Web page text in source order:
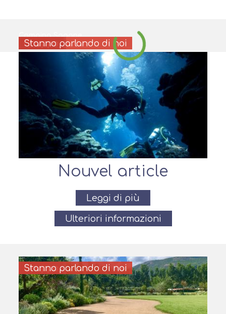
Camping Sagone
Famiglia
Paio
Gruppo
Stanno parlando di noi
Nouvel article
Leggi di più
Ulteriori informazioni
Famiglia
Paio
Gruppo
Stanno parlando di noi